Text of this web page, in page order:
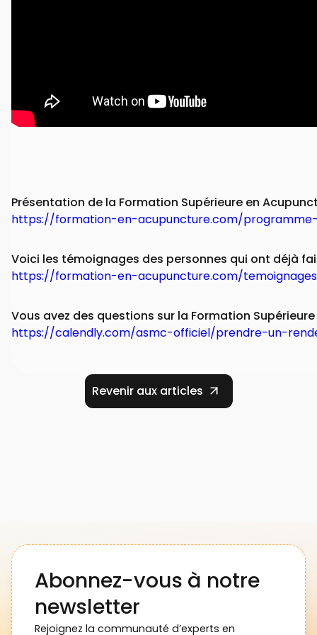
Présentation de la Formation Supérieure en
https://formation-en-acupuncture.com/
Voici les témoignages des personnes qui ont déjà
https://formation-en-acupuncture.com/
Vous avez des questions sur la Formation
https://calendly.com/asmc-officiel/prendre-un-
Revenir aux articles
Abonnez-vous à notre
newsletter
Rejoignez la communauté d’experts en